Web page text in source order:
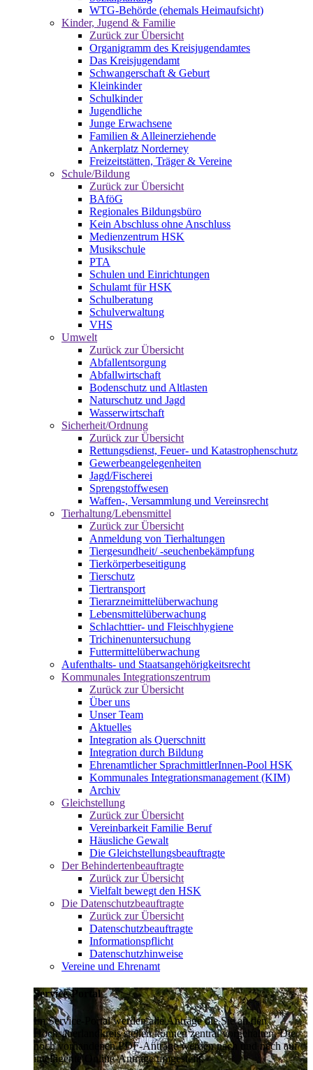
WTG-Behörde (ehemals Heimaufsicht)
Kinder, Jugend & Familie
Zurück zur Übersicht
Organigramm des Kreisjugendamtes
Das Kreisjugendamt
Schwangerschaft & Geburt
Kleinkinder
Schulkinder
Jugendliche
Junge Erwachsene
Familien & Alleinerziehende
Ankerplatz Norderney
Freizeitstätten, Träger & Vereine
Schule/Bildung
Zurück zur Übersicht
BAföG
Regionales Bildungsbüro
Kein Abschluss ohne Anschluss
Medienzentrum HSK
Musikschule
PTA
Schulen und Einrichtungen
Schulamt für HSK
Schulberatung
Schulverwaltung
VHS
Umwelt
Zurück zur Übersicht
Abfallentsorgung
Abfallwirtschaft
Bodenschutz und Altlasten
Naturschutz und Jagd
Wasserwirtschaft
Sicherheit/Ordnung
Zurück zur Übersicht
Rettungsdienst, Feuer- und Katastrophenschutz
Gewerbeangelegenheiten
Jagd/Fischerei
Sprengstoffwesen
Waffen-, Versammlung und Vereinsrecht
Tierhaltung/Lebensmittel
Zurück zur Übersicht
Anmeldung von Tierhaltungen
Tiergesundheit/ -seuchenbekämpfung
Tierkörperbeseitigung
Tierschutz
Tiertransport
Tierarzneimittelüberwachung
Lebensmittelüberwachung
Schlachttier- und Fleischhygiene
Trichinenuntersuchung
Futtermittelüberwachung
Aufenthalts- und Staatsangehörigkeitsrecht
Kommunales Integrationszentrum
Zurück zur Übersicht
Über uns
Unser Team
Aktuelles
Integration als Querschnitt
Integration durch Bildung
Ehrenamtlicher SprachmittlerInnen-Pool HSK
Kommunales Integrationsmanagement (KIM)
Archiv
Gleichstellung
Zurück zur Übersicht
Vereinbarkeit Familie Beruf
Häusliche Gewalt
Die Gleichstellungsbeauftragte
Der Behindertenbeauftragte
Zurück zur Übersicht
Vielfalt bewegt den HSK
Die Datenschutzbeauftragte
Zurück zur Übersicht
Datenschutzbeauftragte
Informationspflicht
Datenschutzhinweise
Vereine und Ehrenamt
Service-Portal
Im Service-Portal werden alle Anträge die Sie an den
Hochsauerlandkreis stellen können zentral vorgehalten. Die
noch vorhandenen PDF-Anträge werden nach und nach auf
intelligente Online-Anträge umgestellt.